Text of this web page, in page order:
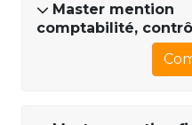
Master mention
comptabilité,